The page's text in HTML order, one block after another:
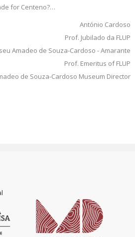
for Centeno?…
António Cardoso
Prof. Jubilado da FLUP
Amadeo de Souza-Cardoso - Amarante
Prof. Emeritus of FLUP
de Souza-Cardoso Museum Director